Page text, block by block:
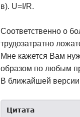
в). U=I/R.
Соответственно о
трудозатратно
Мне кажется Вам
образом по любым
В ближайшей версии
Цитата